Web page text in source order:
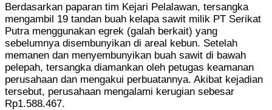
Berdasarkan paparan tim Kejari Pelalawan, tersangka
mengambil 19 tandan buah kelapa sawit milik PT Serikat
Putra menggunakan egrek (galah berkait) yang
sebelumnya disembunyikan di areal kebun. Setelah
memanen dan menyembunyikan buah sawit di bawah
pelepah, tersangka diamankan oleh petugas keamanan
perusahaan dan mengakui perbuatannya. Akibat kejadian
tersebut, perusahaan mengalami kerugian sebesar
Rp1.588.467.